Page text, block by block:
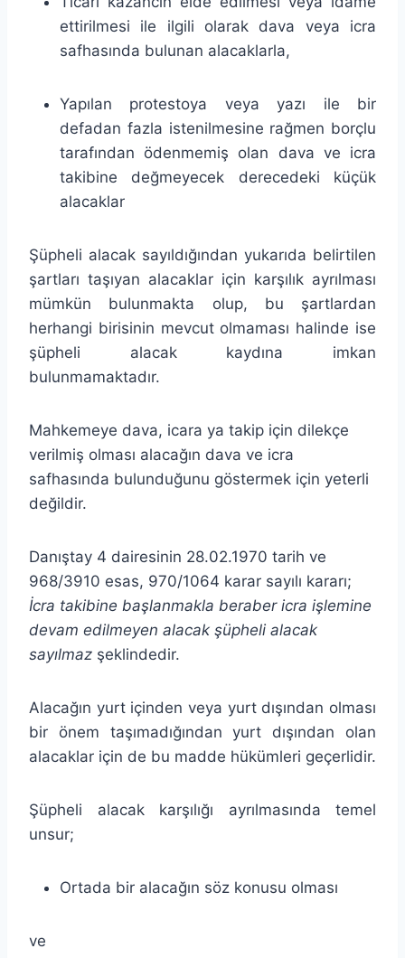
ettirilmesi ile ilgili olarak dava veya icra
safhasında bulunan alacaklarla,
Yapılan protestoya veya yazı ile bir
defadan fazla istenilmesine rağmen borçlu
tarafından ödenmemiş olan dava ve icra
takibine değmeyecek derecedeki küçük
alacaklar
Şüpheli alacak sayıldığından yukarıda belirtilen
şartları taşıyan alacaklar için karşılık ayrılması
mümkün bulunmakta olup, bu şartlardan
herhangi birisinin mevcut olmaması halinde ise
şüpheli alacak kaydına imkan
bulunmamaktadır.
Mahkemeye dava, icara ya takip için dilekçe
verilmiş olması alacağın dava ve icra
safhasında bulunduğunu göstermek için yeterli
değildir.
Danıştay 4 dairesinin 28.02.1970 tarih ve
968/3910 esas, 970/1064 karar sayılı kararı;
İcra takibine başlanmakla beraber icra işlemine
devam edilmeyen alacak şüpheli alacak
sayılmaz şeklindedir.
Alacağın yurt içinden veya yurt dışından olması
bir önem taşımadığından yurt dışından olan
alacaklar için de bu madde hükümleri geçerlidir.
Şüpheli alacak karşılığı ayrılmasında temel
unsur;
Ortada bir alacağın söz konusu olması
ve